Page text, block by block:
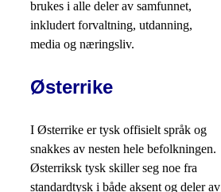
brukes i alle deler av samfunnet,
inkludert forvaltning, utdanning,
media og næringsliv.
Østerrike
I Østerrike er tysk offisielt språk og
snakkes av nesten hele befolkningen.
Østerriksk tysk skiller seg noe fra
standardtysk i både aksent og deler av